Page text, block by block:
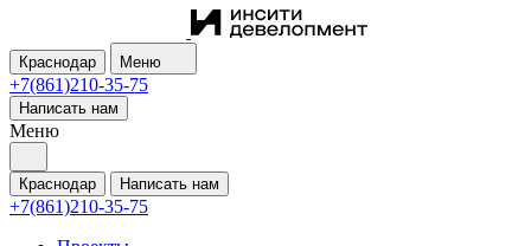
Краснодар Меню
+7(861)210-35-75
Написать нам
Меню
Краснодар Написать нам
+7(861)210-35-75